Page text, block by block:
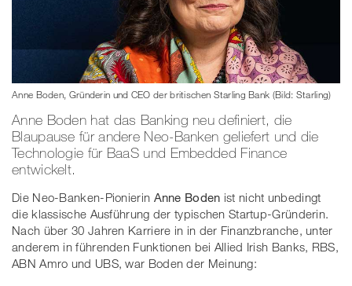
Anne Boden, Gründerin und CEO der britischen Starling Bank (Bild: Starling)
Anne Boden hat das Banking neu definiert, die
Blaupause für andere Neo-Banken geliefert und die
Technologie für BaaS und Embedded Finance
entwickelt.
Die Neo-Banken-Pionierin Anne Boden ist nicht unbedingt
die klassische Ausführung der typischen Startup-Gründerin.
Nach über 30 Jahren Karriere in in der Finanzbranche, unter
anderem in führenden Funktionen bei Allied Irish Banks, RBS,
ABN Amro und UBS, war Boden der Meinung: